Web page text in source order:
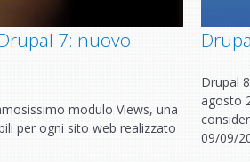
7: nuovo
modulo Views, una
per ogni sito web realizzato
Drupal
agosto
09/09/